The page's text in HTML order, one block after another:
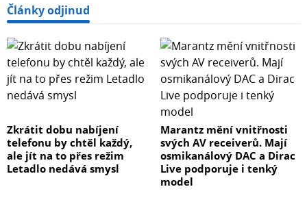
Články odjinud
Zkrátit dobu nabíjení
telefonu by chtěl každý,
ale jít na to přes režim
Letadlo nedává smysl
Marantz mění vnitřnosti
svých AV receiverů. Mají
osmikanálový DAC a Dirac
Live podporuje i tenký
model